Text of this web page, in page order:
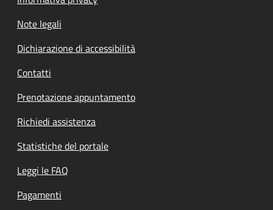
Note legali
Dichiarazione di accessibilità
Contatti
Prenotazione appuntamento
Richiedi assistenza
Statistiche del portale
Leggi le FAQ
Pagamenti